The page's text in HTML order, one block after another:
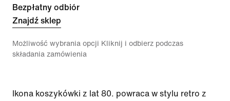
Bezpłatny odbiór
Znajdź sklep
Możliwość wybrania opcji Kliknij i odbierz podczas
składania zamówienia
Ikona koszykówki z lat 80. powraca w stylu retro z